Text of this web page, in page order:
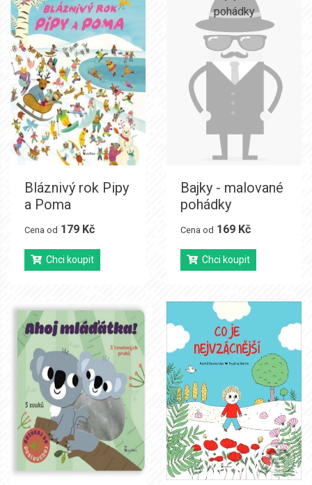
Bláznivý rok Pipy
a Poma
Cena od 179 Kč
Chci koupit
Bajky - malované
pohádky
Cena od 169 Kč
Chci koupit